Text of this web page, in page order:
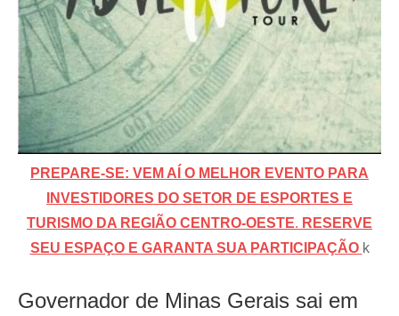
PREPARE-SE: VEM AÍ O MELHOR EVENTO PARA
INVESTIDORES DO SETOR DE ESPORTES E
TURISMO DA REGIÃO CENTRO-OESTE. RESERVE
SEU ESPAÇO E GARANTA SUA PARTICIPAÇÃO k
Governador de Minas Gerais sai em